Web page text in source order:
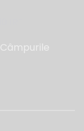
Câmpurile